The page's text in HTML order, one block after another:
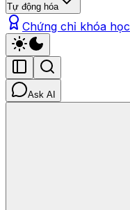
Tự động hóa
Chứng chỉ khóa học
Ask AI